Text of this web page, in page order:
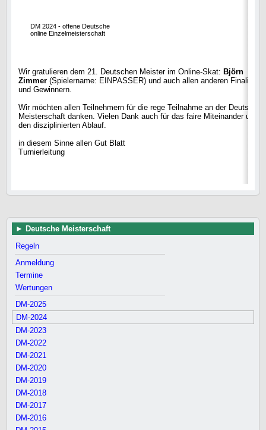
DM 2024 - offene Deutsche
online Einzelmeisterschaft
Wir gratulieren dem 21. Deutschen Meister im Online-Skat: Björn
Zimmer (Spielername: EINPASSER) und auch allen anderen Finalisten
und Gewinnern.
Wir möchten allen Teilnehmern für die rege Teilnahme an der Deutschen
Meisterschaft danken. Vielen Dank auch für das faire Miteinander und
den disziplinierten Ablauf.
in diesem Sinne allen Gut Blatt
Turnierleitung
Deutsche Meisterschaft
Regeln
Anmeldung
Termine
Wertungen
DM-2025
DM-2024
DM-2023
DM-2022
DM-2021
DM-2020
DM-2019
DM-2018
DM-2017
DM-2016